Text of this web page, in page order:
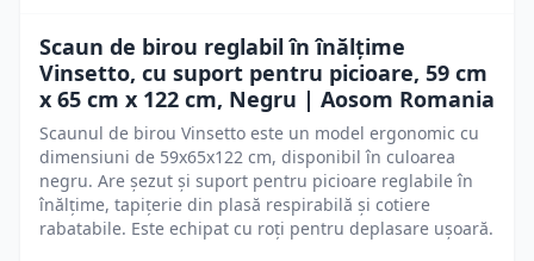
Scaun de birou reglabil în înălțime
Vinsetto, cu suport pentru picioare, 59 cm
x 65 cm x 122 cm, Negru | Aosom Romania
Scaunul de birou Vinsetto este un model ergonomic cu
dimensiuni de 59x65x122 cm, disponibil în culoarea
negru. Are șezut și suport pentru picioare reglabile în
înălțime, tapițerie din plasă respirabilă și cotiere
rabatabile. Este echipat cu roți pentru deplasare ușoară.